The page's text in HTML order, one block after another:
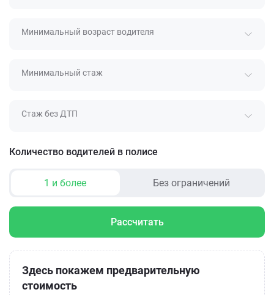
Минимальный возраст водителя
Минимальный стаж
Стаж без ДТП
Количество водителей в полисе
1 и более Без ограничений
Рассчитать
Здесь покажем предварительную
стоимость